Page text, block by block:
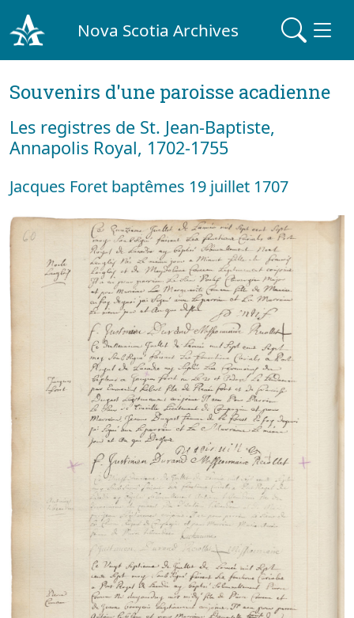
Nova Scotia Archives
Souvenirs d'une paroisse acadienne
Les registres de St. Jean-Baptiste,
Annapolis Royal, 1702-1755
Jacques Foret baptêmes 19 juillet 1707